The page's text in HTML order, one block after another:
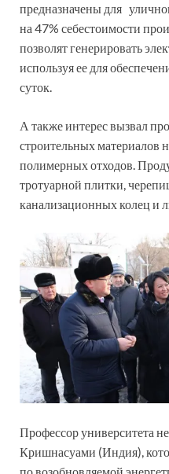
предназначены для
на 47% себестоимости
позволят генерировать
используя ее для
суток.
А также интерес вызвал
строительных материалов
полимерных отходов.
тротуарной плитки,
канализационных колец и
Профессор университета
Кришнасуами (Индия),